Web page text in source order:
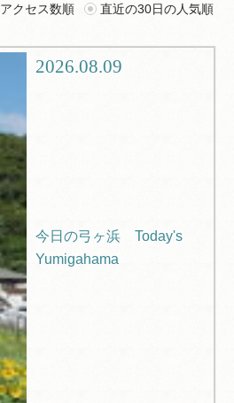
グルメ
アクセス数順 直近の30日の人気順
2026.08.09
今日の弓ヶ浜 Today's
Yumigahama